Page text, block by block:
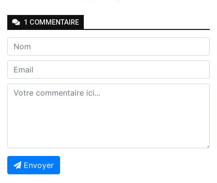
1 COMMENTAIRE
Envoyer